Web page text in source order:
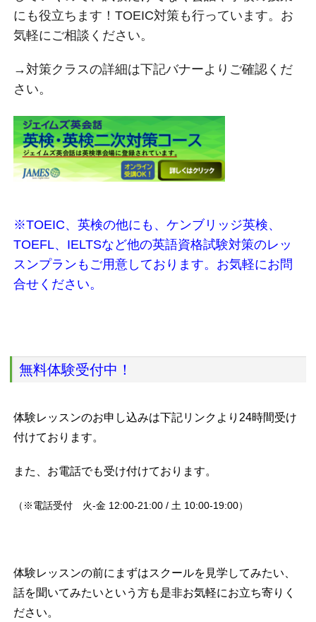
にも役立ちます！TOEIC対策も行っています。お
気軽にご相談ください。
→対策クラスの詳細は下記バナーよりご確認くだ
さい。
※TOEIC、英検の他にも、ケンブリッジ英検、
TOEFL、IELTSなど他の英語資格試験対策のレッ
スンプランもご用意しております。お気軽にお問
合せください。
無料体験受付中！
体験レッスンのお申し込みは下記リンクより 24時間受け
付けております。
また、お電話でも受け付けております。
（※電話受付 火-金 12:00-21:00 / 土 10:00-19:00）
体験レッスンの前にまずはスクールを見学してみたい、
話を聞いてみたいという方も是非お気軽にお立ち寄りく
ださい。